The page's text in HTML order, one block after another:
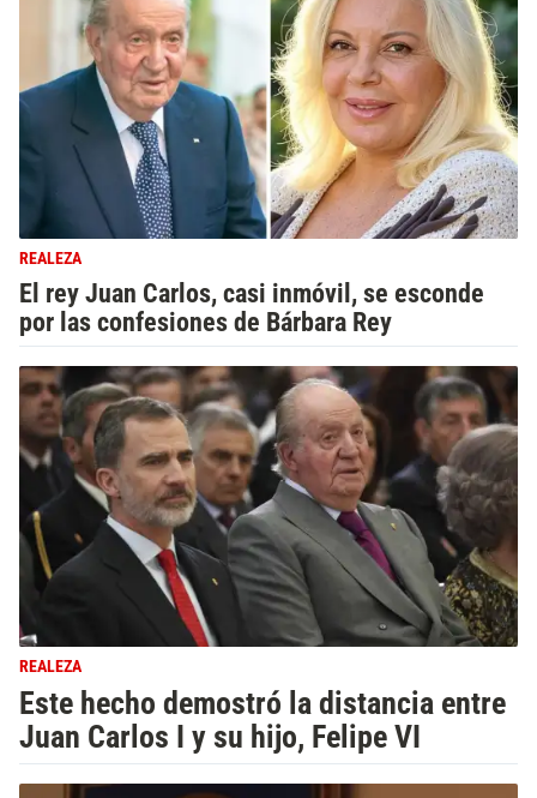
REALEZA
El rey Juan Carlos, casi inmóvil, se esconde
por las confesiones de Bárbara Rey
REALEZA
Este hecho demostró la distancia entre
Juan Carlos I y su hijo, Felipe VI